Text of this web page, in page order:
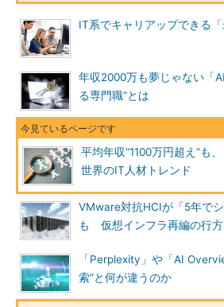
IT系でキャリアップできる
年収2000万も夢じゃない「
る専門職”とは
平均年収“1100万円超え”
世界のIT人材トレンド
VMware対抗HCIが「5年で
も 仮想インフラ再編の行方
「Perplexity」や「AI
索”と何が違うのか